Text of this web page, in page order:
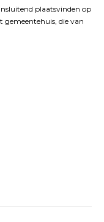
plaatsvinden op
gemeentehuis, die van